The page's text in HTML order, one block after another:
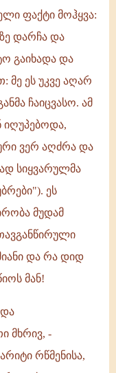
ფაქტი მოჰყვა:
დარჩა და
გაიხადა და
მე ეს უკვე აღარ
ჩაიცვასო. ამ
იღუპებოდა,
ვერ აღძრა და
სიყვარულმა
ეს
მუდამ
და რა დიდ
მან!
მხრივ, -
რწმენისა,